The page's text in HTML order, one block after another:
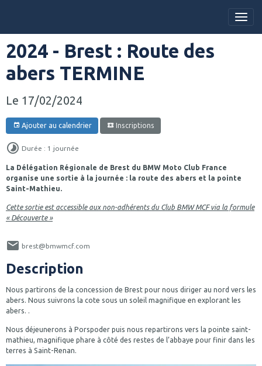
2024 - Brest : Route des
abers TERMINE
Le 17/02/2024
Ajouter au calendrier Inscriptions
Durée : 1 journée
La Délégation Régionale de Brest du BMW Moto Club France
organise une sortie à la journée : la route des abers et la pointe
Saint-Mathieu.
Cette sortie est accessible aux non-adhérents du Club BMW MCF via la formule
« Découverte »
brest@bmwmcf.com
Description
Nous partirons de la concession de Brest pour nous diriger au nord vers les
abers. Nous suivrons la cote sous un soleil magnifique en explorant les
abers. .
Nous déjeunerons à Porspoder puis nous repartirons vers la pointe saint-
mathieu, magnifique phare à côté des restes de l’abbaye pour finir dans les
terres à Saint-Renan.